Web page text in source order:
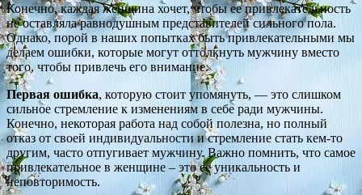
Конечно, каждая женщина хочет, чтобы ее привлекательность
не оставляла равнодушным представителей сильного пола.
Однако, порой в наших попытках быть привлекательными мы
делаем ошибки, которые могут оттолкнуть мужчину вместо
того, чтобы привлечь его внимание.
Первая ошибка, которую стоит упомянуть, — это слишком
сильное стремление к изменениям в себе ради мужчины.
Конечно, некоторая работа над собой полезна, но полный
отказ от своей индивидуальности и стремление стать кем-то
другим, часто отпугивает мужчину. Важно помнить, что самое
привлекательное в женщине – это ее уникальность и
неповторимость.